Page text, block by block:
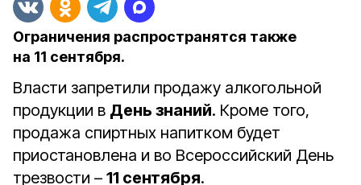
Ограничения распространятся также
на 11 сентября.
Власти запретили продажу алкогольной
продукции в День знаний. Кроме того,
продажа спиртных напитком будет
приостановлена и во Всероссийский День
трезвости – 11 сентября.